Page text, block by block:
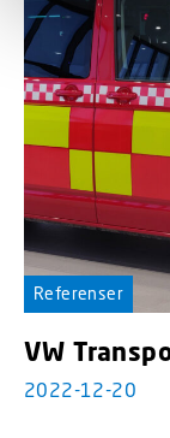
Referenser
VW
2022-12-20